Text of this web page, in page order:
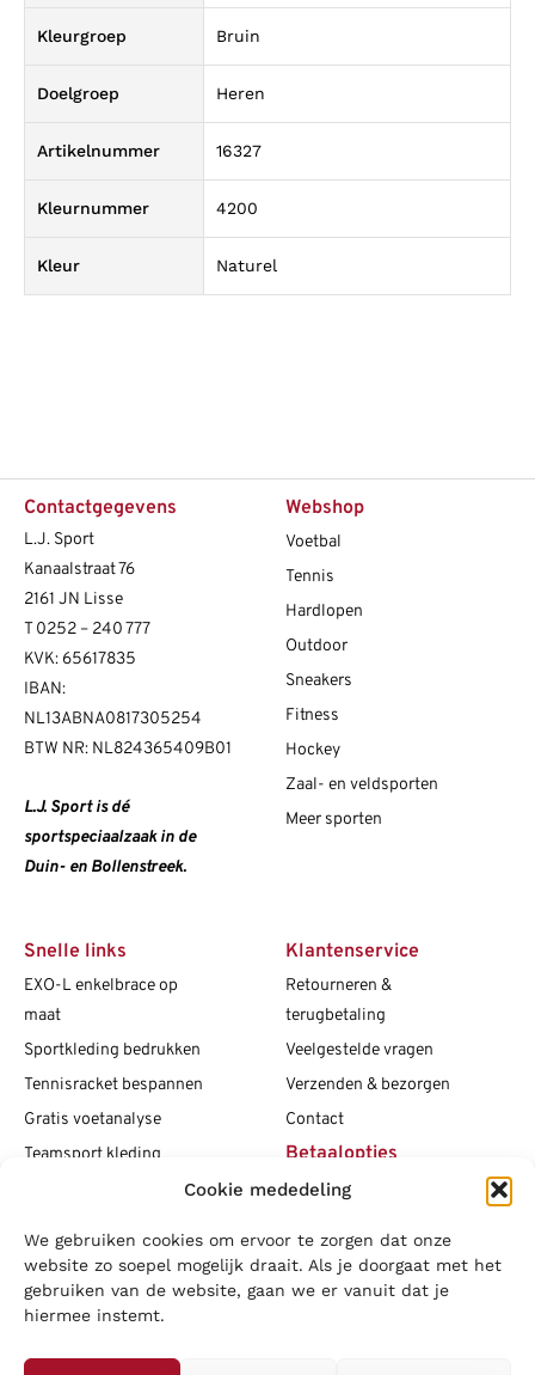
Cookie mededeling
We gebruiken cookies om ervoor te zorgen dat onze
website zo soepel mogelijk draait. Als je doorgaat met het
gebruiken van de website, gaan we er vanuit dat je
hiermee instemt.
Kleurgroep Bruin
Doelgroep Heren
Artikelnummer 16327
Kleurnummer 4200
Kleur Naturel
Contactgegevens
L.J. Sport
Kanaalstraat 76
2161 JN Lisse
T0252 – 240 777
KVK: 65617835
IBAN:
NL13ABNA0817305254
BTW NR: NL824365409B01
L.J. Sport is dé
sportspeciaalzaak in de
Duin- en Bollenstreek.
Webshop
Voetbal
Tennis
Hardlopen
Outdoor
Sneakers
Fitness
Hockey
Zaal- en veldsporten
Meer sporten
Snelle links
EXO-L enkelbrace op
maat
Sportkleding bedrukken
Tennisracket bespannen
Gratis voetanalyse
Teamsport kleding
Vacatures
Blogs
Klantenservice
Retourneren &
terugbetaling
Veelgestelde vragen
Verzenden & bezorgen
Contact
Betaalopties
Social media